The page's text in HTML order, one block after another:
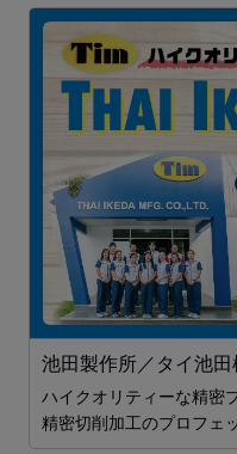
池田製作所／タイ池田
ハイクオリティーな精密
精密切削加工のプロフェ